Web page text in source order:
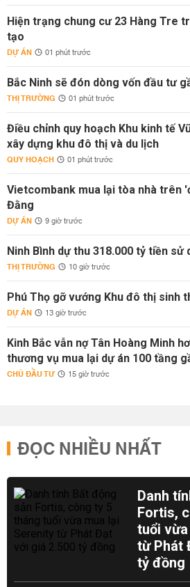
Hiện trạng chung cư 23 Hàng Tre
tạo
DỰ ÁN 01 phút trước
Bắc Ninh sẽ đón dòng vốn đầu tư
THỊ TRƯỜNG 01 phút trước
Điều chỉnh quy hoạch Khu kinh tế
xây dựng khu đô thị và du lịch
QUY HOẠCH 01 phút trước
Vietcombank mua lại tòa nhà trên
Đằng
DỰ ÁN 9 giờ trước
Ninh Bình dự thu 318.000 tỷ tiền sử
THỊ TRƯỜNG 10 giờ trước
Phú Thọ gỡ vướng Khu đô thị sinh
DỰ ÁN 13 giờ trước
Kinh Bắc vẫn nợ Tân Hoàng Minh
thương vụ mua lại dự án 100 tầng
CHỦ ĐẦU TƯ 15 giờ trước
ĐỌC NHIỀU NHẤT
Danh
Fortis,
tuổi
từ Phát
tỷ đồng